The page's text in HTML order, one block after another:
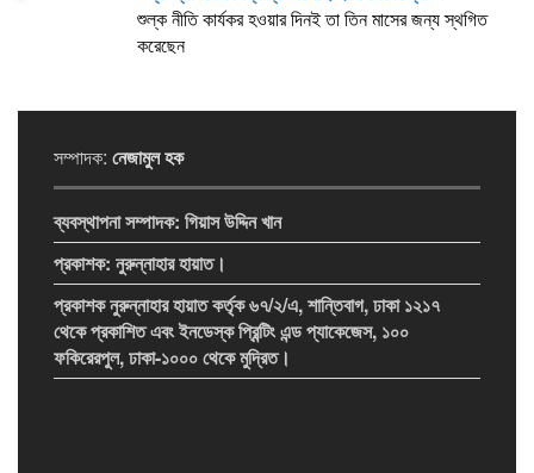
শুল্ক নীতি কার্যকর হওয়ার দিনই তা তিন মাসের জন্য স্থগিত
করেছেন
সম্পাদক: নেজামুল হক
ব্যবস্থাপনা সম্পাদক: গিয়াস উদ্দিন খান
প্রকাশক: নুরুন্নাহার হায়াত।
প্রকাশক নুরুন্নাহার হায়াত কর্তৃক ৬৭/২/এ, শান্তিবাগ, ঢাকা ১২১৭
থেকে প্রকাশিত এবং ইনডেস্ক প্রিন্টিং এন্ড প্যাকেজেস, ১০০
ফকিরেরপুল, ঢাকা-১০০০ থেকে মুদ্রিত।